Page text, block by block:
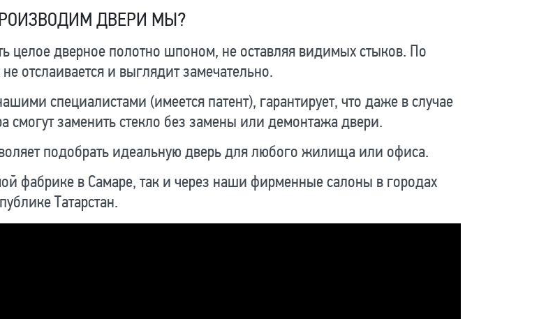
ДВЕРИ МЫ?
целое дверное полотно шпоном, не оставляя видимых стыков. По
отслаивается и выглядит замечательно.
специалистами (имеется патент), гарантирует, что даже в случае
смогут заменить стекло без замены или демонтажа двери.
подобрать идеальную дверь для любого жилища или офиса.
фабрике в Самаре, так и через наши фирменные салоны в городах
Татарстан.